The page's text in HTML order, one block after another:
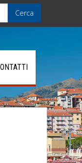
Cerca